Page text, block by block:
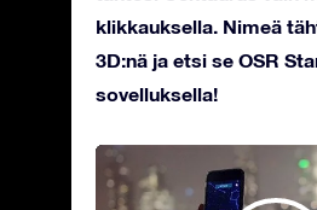
klikkauksella. Nimeä
3D:nä ja etsi se OSR
sovelluksella!